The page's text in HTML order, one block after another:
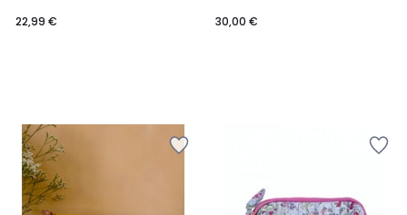
22,99 €
30,00 €